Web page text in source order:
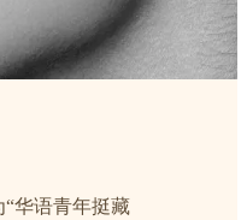
华语青年挺藏